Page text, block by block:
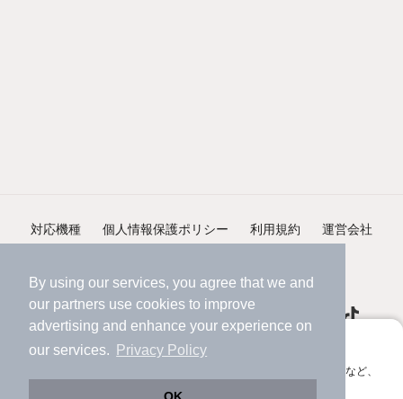
By using our services, you agree that we and
our partners use cookies to improve
advertising and enhance your experience on
our services.
Privacy Policy
アプリに切り替えて、サクサクお部屋探し
会員登録なしですぐ使える。マップ検索やお気に入り保存など、
対応機種 個人情報保護ポリシー 利用規約 運営会社
©NIFTY Lifestyle Co., Ltd.